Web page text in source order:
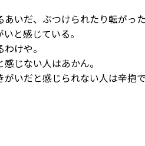
あいだ、ぶつけられたり転がっ
と感じている。
けや。
じない人はあかん。
いだと感じられない人は辛抱で